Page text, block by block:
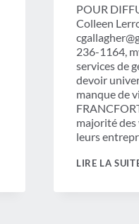
POUR
Colleen
236-1164,
services de
devoir
manque de
majorité
leurs
LIRE LA